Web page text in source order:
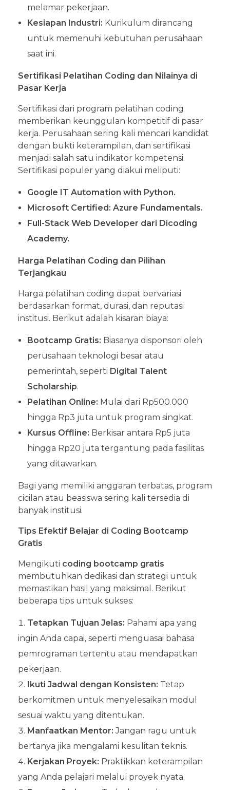
melamar pekerjaan.
Kesiapan Industri: Kurikulum dirancang
untuk memenuhi kebutuhan perusahaan
saat ini.
Sertifikasi Pelatihan Coding dan Nilainya di
Pasar Kerja
Sertifikasi dari program pelatihan coding
memberikan keunggulan kompetitif di pasar
kerja. Perusahaan sering kali mencari kandidat
dengan bukti keterampilan, dan sertifikasi
menjadi salah satu indikator kompetensi.
Sertifikasi populer yang diakui meliputi:
Google IT Automation with Python.
Microsoft Certified: Azure Fundamentals.
Full-Stack Web Developer dari Dicoding
Academy.
Harga Pelatihan Coding dan Pilihan
Terjangkau
Harga pelatihan coding dapat bervariasi
berdasarkan format, durasi, dan reputasi
institusi. Berikut adalah kisaran biaya:
Bootcamp Gratis: Biasanya disponsori oleh
perusahaan teknologi besar atau
pemerintah, seperti Digital Talent
Scholarship.
Pelatihan Online: Mulai dari Rp500.000
hingga Rp3 juta untuk program singkat.
Kursus Offline: Berkisar antara Rp5 juta
hingga Rp20 juta tergantung pada fasilitas
yang ditawarkan.
Bagi yang memiliki anggaran terbatas, program
cicilan atau beasiswa sering kali tersedia di
banyak institusi.
Tips Efektif Belajar di Coding Bootcamp
Gratis
Mengikuti coding bootcamp gratis
membutuhkan dedikasi dan strategi untuk
memastikan hasil yang maksimal. Berikut
beberapa tips untuk sukses:
Tetapkan Tujuan Jelas: Pahami apa yang
ingin Anda capai, seperti menguasai bahasa
pemrograman tertentu atau mendapatkan
pekerjaan.
Ikuti Jadwal dengan Konsisten: Tetap
berkomitmen untuk menyelesaikan modul
sesuai waktu yang ditentukan.
Manfaatkan Mentor: Jangan ragu untuk
bertanya jika mengalami kesulitan teknis.
Kerjakan Proyek: Praktikkan keterampilan
yang Anda pelajari melalui proyek nyata.